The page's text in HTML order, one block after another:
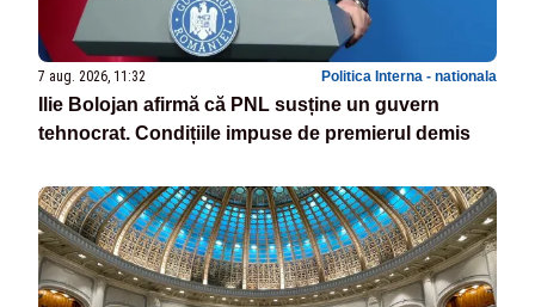
7 aug. 2026, 11:32 Politica Interna - nationala
Ilie Bolojan afirmă că PNL susține un guvern
tehnocrat. Condițiile impuse de premierul demis